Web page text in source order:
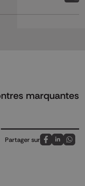
marquantes
Partager sur
Partagez sur
Partagez